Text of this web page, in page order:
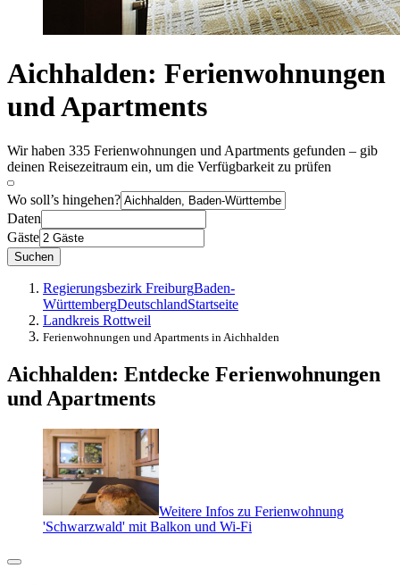
Aichhalden: Ferienwohnungen
und Apartments
Wir haben 335 Ferienwohnungen und Apartments gefunden – gib
deinen Reisezeitraum ein, um die Verfügbarkeit zu prüfen
Wo soll’s hingehen?
Daten
Gäste
Suchen
Regierungsbezirk FreiburgBaden-
WürttembergDeutschlandStartseite
Landkreis Rottweil
Ferienwohnungen und Apartments in Aichhalden
Aichhalden: Entdecke Ferienwohnungen
und Apartments
Weitere Infos zu Ferienwohnung
'Schwarzwald' mit Balkon und Wi-Fi